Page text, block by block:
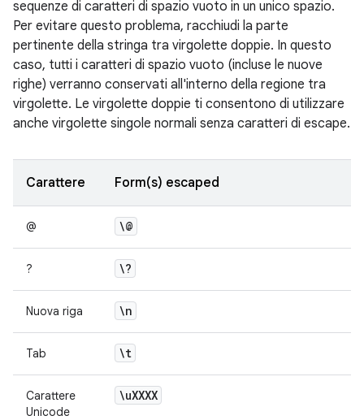
sequenze di caratteri di spazio vuoto in un unico spazio.
Per evitare questo problema, racchiudi la parte
pertinente della stringa tra virgolette doppie. In questo
caso, tutti i caratteri di spazio vuoto (incluse le nuove
righe) verranno conservati all'interno della regione tra
virgolette. Le virgolette doppie ti consentono di utilizzare
anche virgolette singole normali senza caratteri di escape.
Carattere Form(s) escaped
@ \@
? \?
Nuova riga \n
Tab \t
Carattere
Unicode
\uXXXX